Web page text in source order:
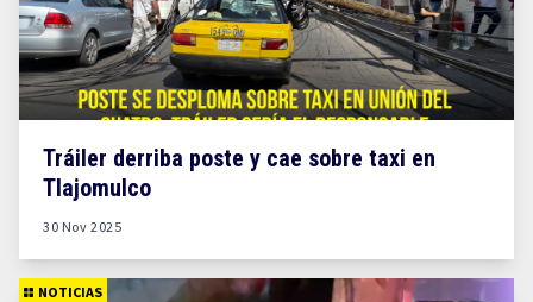
Tráiler derriba poste y cae sobre taxi en
Tlajomulco
30 Nov 2025
NOTICIAS